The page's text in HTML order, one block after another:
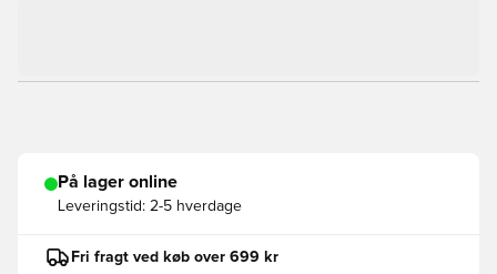
På lager online
Leveringstid: 2-5 hverdage
Fri fragt ved køb over 699 kr